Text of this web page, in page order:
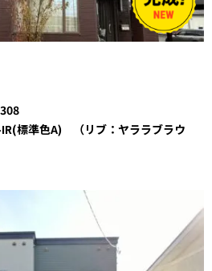
IR(標準色A) （リブ：ヤララブラウ